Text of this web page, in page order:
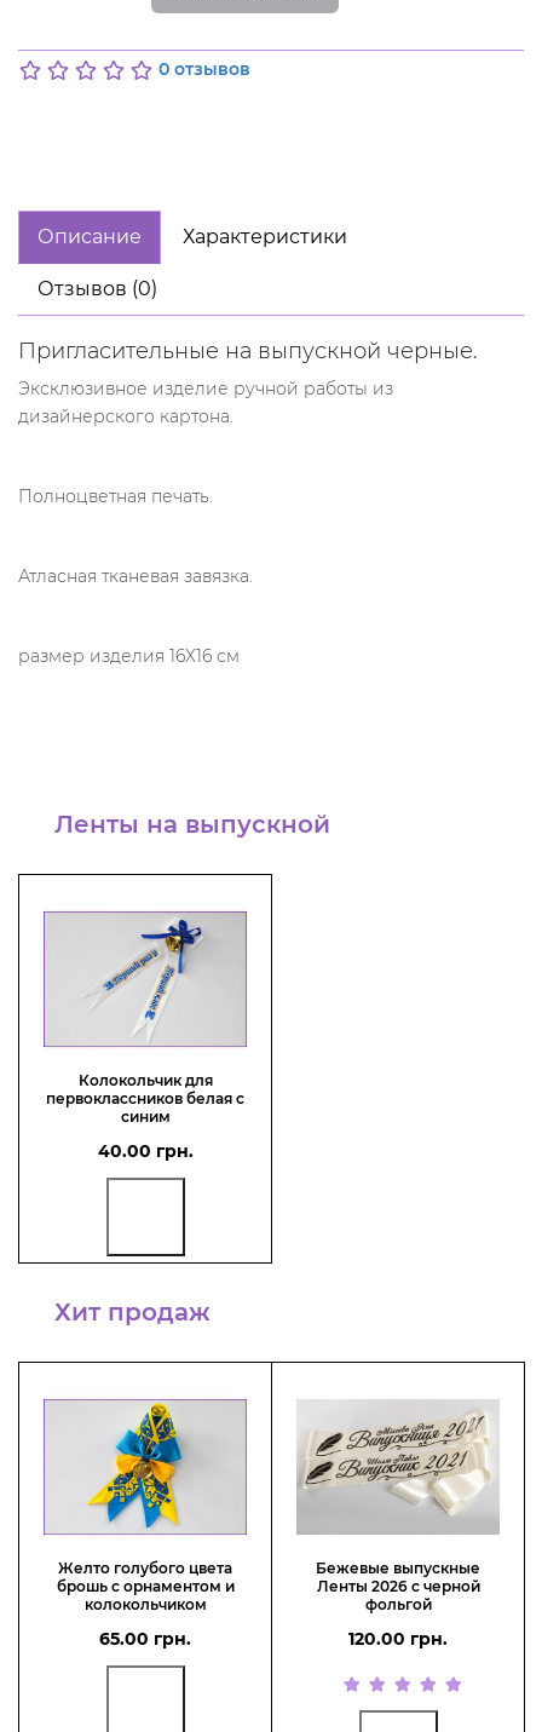
0 отзывов
Описание Характеристики
Отзывов (0)
Пригласительные на выпускной черные.
Эксклюзивное изделие ручной работы из
дизайнерского картона.
Полноцветная печать.
Атласная тканевая завязка.
размер изделия 16Х16 см
Ленты на выпускной
Колокольчик для
первоклассников белая с
синим
40.00 грн.
Хит продаж
Желто голубого цвета
брошь с орнаментом и
колокольчиком
65.00 грн.
Бежевые выпускные
Ленты 2026 с черной
фольгой
120.00 грн.